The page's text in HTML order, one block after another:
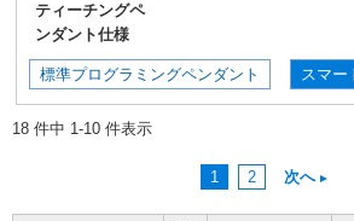
ティーチングペ
ンダント仕様
標準プログラミングペンダント スマー
18 件中 1-10 件表示
1 2 次へ